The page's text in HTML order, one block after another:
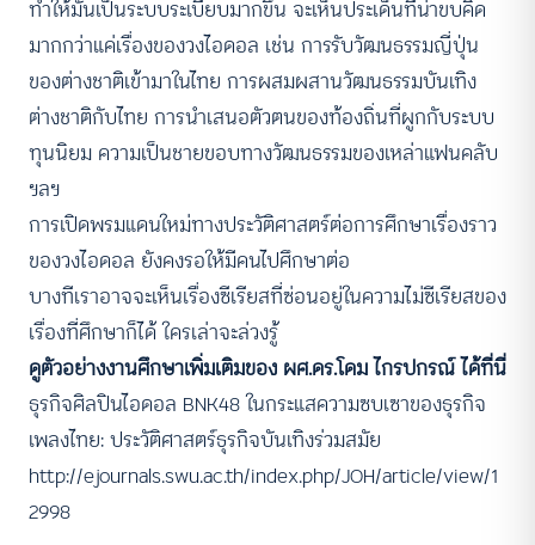
ทำให้มันเป็นระบบระเบียบมากขึ้น จะเห็นประเด็นที่น่าขบคิด
มากกว่าแค่เรื่องของวงไอดอล เช่น การรับวัฒนธรรมญี่ปุ่น
ของต่างชาติเข้ามาในไทย การผสมผสานวัฒนธรรมบันเทิง
ต่างชาติกับไทย การนำเสนอตัวตนของท้องถิ่นที่ผูกกับระบบ
ทุนนิยม ความเป็นชายขอบทางวัฒนธรรมของเหล่าแฟนคลับ
ฯลฯ
การเปิดพรมแดนใหม่ทางประวัติศาสตร์ต่อการศึกษาเรื่องราว
ของวงไอดอล ยังคงรอให้มีคนไปศึกษาต่อ
บางทีเราอาจจะเห็นเรื่องซีเรียสที่ซ่อนอยู่ในความไม่ซีเรียสของ
เรื่องที่ศึกษาก็ได้ ใครเล่าจะล่วงรู้
ดูตัวอย่างงานศึกษาเพิ่มเติมของ ผศ.ดร.โดม ไกรปกรณ์ ได้ที่นี่
ธุรกิจศิลปินไอดอล BNK48 ในกระแสความซบเซาของธุรกิจ
เพลงไทย: ประวัติศาสตร์ธุรกิจบันเทิงร่วมสมัย
http://ejournals.swu.ac.th/index.php/JOH/article/view/1
2998